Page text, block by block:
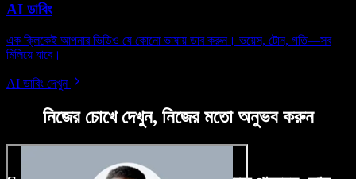
AI ডাবিং
এক ক্লিকেই আপনার ভিডিও যে কোনো ভাষায় ডাব করুন। ভয়েস, টোন, গতি—সব
মিলিয়ে যাবে।
AI ডাবিং দেখুন
নিজের চোখে দেখুন, নিজের মতো অনুভব করুন